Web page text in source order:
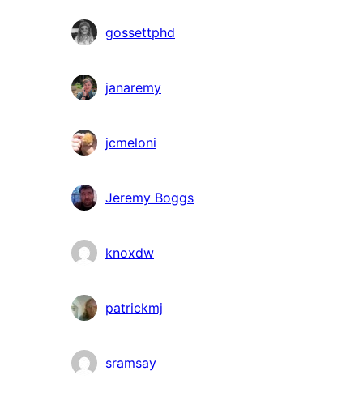
gossettphd
janaremy
jcmeloni
Jeremy Boggs
knoxdw
patrickmj
sramsay